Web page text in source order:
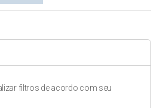
filtros de acordo com seu